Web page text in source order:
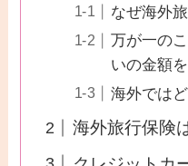
なぜ海外
万が一の
いの金額
海外では
海外旅行保険